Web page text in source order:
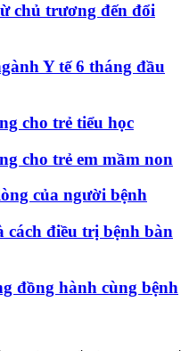
chủ trương đến đổi
Y tế 6 tháng đầu
cho trẻ tiểu học
cho trẻ em mầm non
của người bệnh
cách điều trị bệnh bàn
đồng hành cùng bệnh